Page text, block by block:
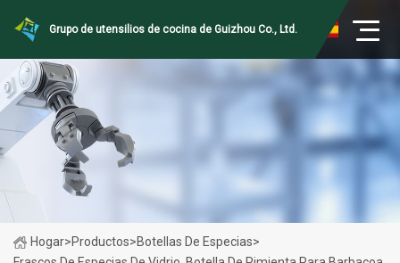
Grupo de utensilios de cocina de Guizhou Co., Ltd.
Hogar>Productos>Botellas De Especias>